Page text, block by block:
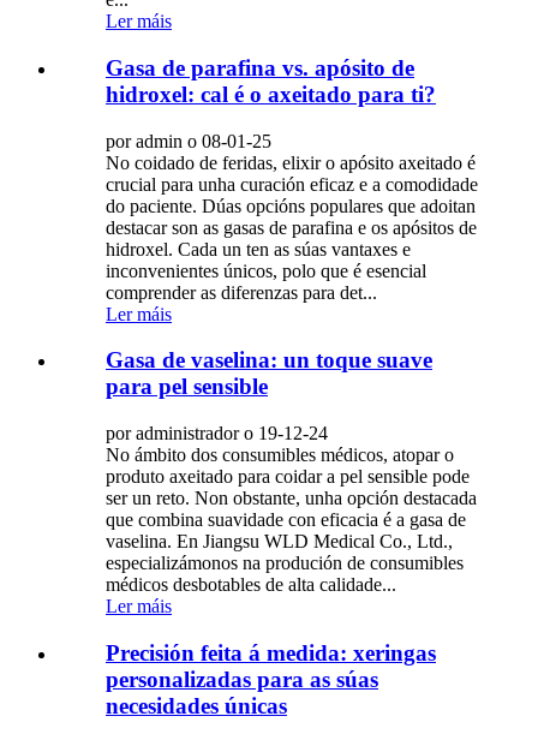
Ler máis
Gasa de parafina vs. apósito de
hidroxel: cal é o axeitado para ti?
por admin o 08-01-25
No coidado de feridas, elixir o apósito axeitado é
crucial para unha curación eficaz e a comodidade
do paciente. Dúas opcións populares que adoitan
destacar son as gasas de parafina e os apósitos de
hidroxel. Cada un ten as súas vantaxes e
inconvenientes únicos, polo que é esencial
comprender as diferenzas para det...
Ler máis
Gasa de vaselina: un toque suave
para pel sensible
por administrador o 19-12-24
No ámbito dos consumibles médicos, atopar o
produto axeitado para coidar a pel sensible pode
ser un reto. Non obstante, unha opción destacada
que combina suavidade con eficacia é a gasa de
vaselina. En Jiangsu WLD Medical Co., Ltd.,
especializámonos na produción de consumibles
médicos desbotables de alta calidade...
Ler máis
Precisión feita á medida: xeringas
personalizadas para as súas
necesidades únicas